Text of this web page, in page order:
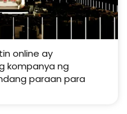
online ay
kompanya ng
paraan para